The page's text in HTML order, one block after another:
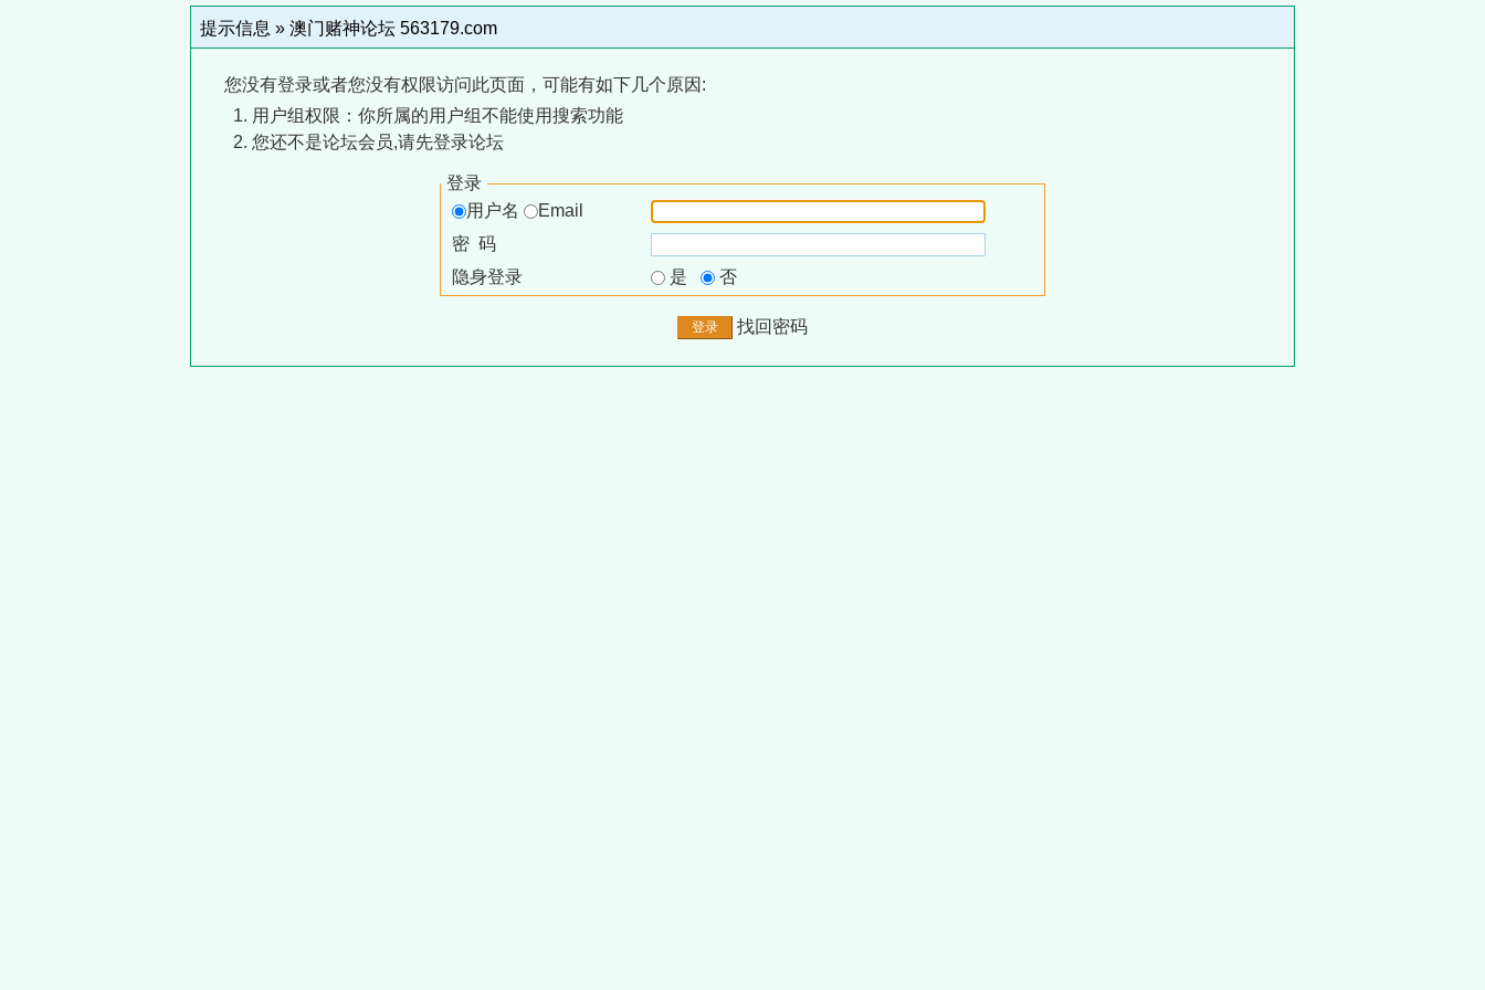
提示信息 » 澳门赌神论坛 563179.com
您没有登录或者您没有权限访问此页面，可能有如下几个原因:
用户组权限：你所属的用户组不能使用搜索功能
您还不是论坛会员,请先登录论坛
登录
用户名
Email
密 码
隐身登录
是 否
找回密码